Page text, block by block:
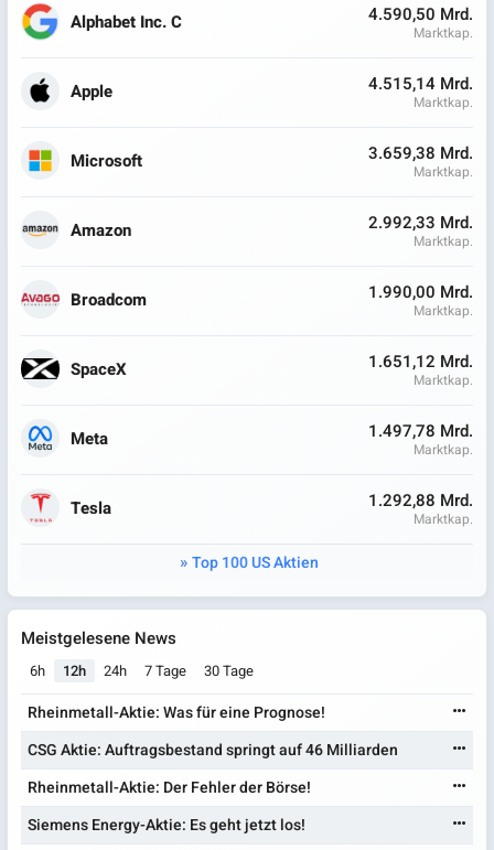
Alphabet Inc. C 4.590,50 Mrd.
Marktkap.
Apple 4.515,14 Mrd.
Marktkap.
Microsoft 3.659,38 Mrd.
Marktkap.
Amazon 2.992,33 Mrd.
Marktkap.
Broadcom 1.990,00 Mrd.
Marktkap.
SpaceX 1.651,12 Mrd.
Marktkap.
Meta 1.497,78 Mrd.
Marktkap.
Tesla 1.292,88 Mrd.
Marktkap.
Top 100 US Aktien
Meistgelesene News
6h 12h 24h 7 Tage 30 Tage
Rheinmetall-Aktie: Was für eine Prognose!
CSG Aktie: Auftragsbestand springt auf 46 Milliarden
Rheinmetall-Aktie: Der Fehler der Börse!
Siemens Energy-Aktie: Es geht jetzt los!